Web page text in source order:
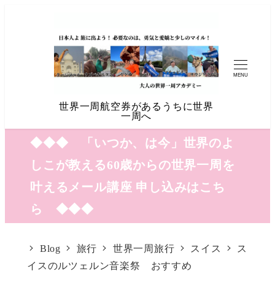
世界一周航空券があるうちに世界
一周へ
MENU
◆◆◆ 「いつか、は今」世界のよ
しこが教える60歳からの世界一周を
叶えるメール講座 申し込みはこち
ら ◆◆◆
Blog 旅行 世界一周旅行 スイス
ス
イスのルツェルン音楽祭 おすすめ